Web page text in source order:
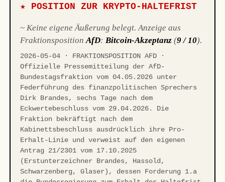
★ POSITION ZUR KRYPTO-HALTEFRIST
~ Keine eigene Äußerung belegt. Anzeige aus
FraktionspositionAfD: Bitcoin-Akzeptanz (9 / 10).
2026-05-04 · FRAKTIONSPOSITION AFD ·
Offizielle Pressemitteilung der AfD-
Bundestagsfraktion vom 04.05.2026 unter
Federführung des finanzpolitischen Sprechers
Dirk Brandes, sechs Tage nach dem
Eckwertebeschluss vom 29.04.2026. Die
Fraktion bekräftigt nach dem
Kabinettsbeschluss ausdrücklich ihre Pro-
Erhalt-Linie und verweist auf den eigenen
Antrag 21/2301 vom 17.10.2025
(Erstunterzeichner Brandes, Hassold,
Schwarzenberg, Glaser), dessen Forderung 1.a